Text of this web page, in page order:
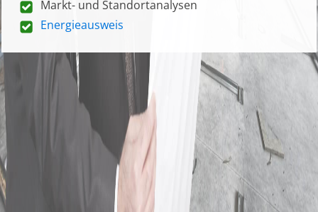
Markt- und Standortanalysen
Energieausweis